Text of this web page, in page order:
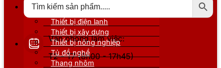
Văn phòng làm việc:
T2 - T7 (8h00 - 17h45)
Thiết bị nâng đỡ
Thiết bị điện lạnh
Thiết bị xây dựng
Thiết bị nông nghiệp
Tủ đồ nghề
Thang nhôm